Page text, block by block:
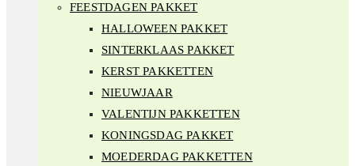
FEESTDAGEN PAKKET
HALLOWEEN PAKKET
SINTERKLAAS PAKKET
KERST PAKKETTEN
NIEUWJAAR
VALENTIJN PAKKETTEN
KONINGSDAG PAKKET
MOEDERDAG PAKKETTEN